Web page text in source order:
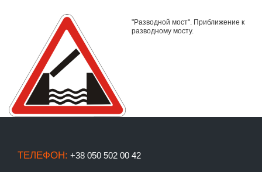
"Разводной мост". Приближение к
разводному мосту.
ТЕЛЕФОН: +38 050 502 00 42